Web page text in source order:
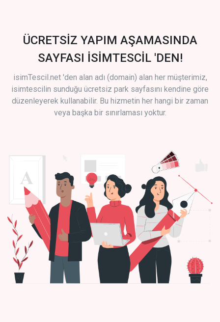
ÜCRETSİZ YAPIM AŞAMASINDA
SAYFASI İSİMTESCİL 'DEN!
isimTescil.net 'den alan adı (domain) alan her müşterimiz,
isimtescilin sunduğu ücretsiz park sayfasını kendine göre
düzenleyerek kullanabilir. Bu hizmetin her hangi bir zaman
veya başka bir sınırlaması yoktur.